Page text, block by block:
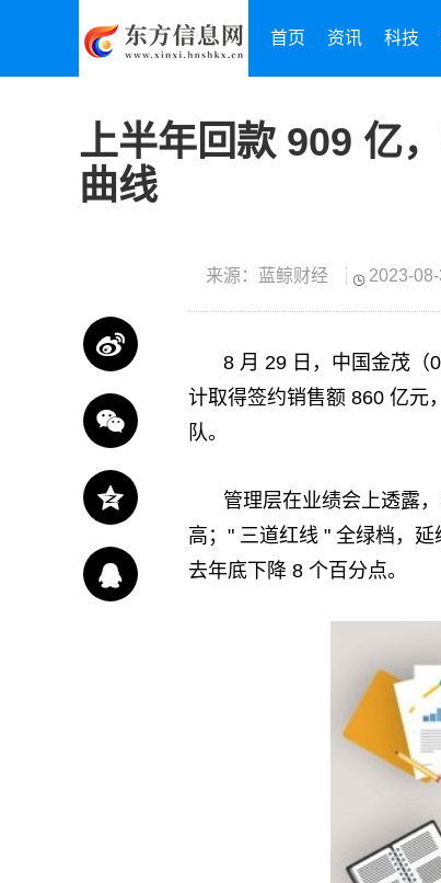
首页 资讯 科技
上半年回款 909 亿
曲线
来源：蓝鲸财经 2023-
8 月 29 日，中国金茂（
计取得签约销售额 860 亿元
队。
管理层在业绩会上透露
高；" 三道红线 " 全绿档，
去年底下降 8 个百分点。